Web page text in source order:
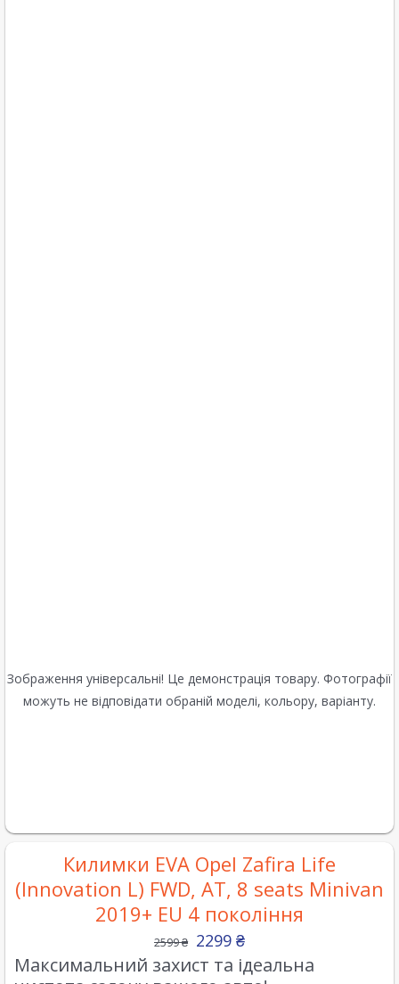
Зображення універсальні! Це демонстрація товару. Фотографії
можуть не відповідати обраній моделі, кольору, варіанту.
Килимки EVA Opel Zafira Life
(Innovation L) FWD, AT, 8 seats Minivan
2019+ EU 4 покоління
2599₴ 2299 ₴
Максимальний захист та ідеальна